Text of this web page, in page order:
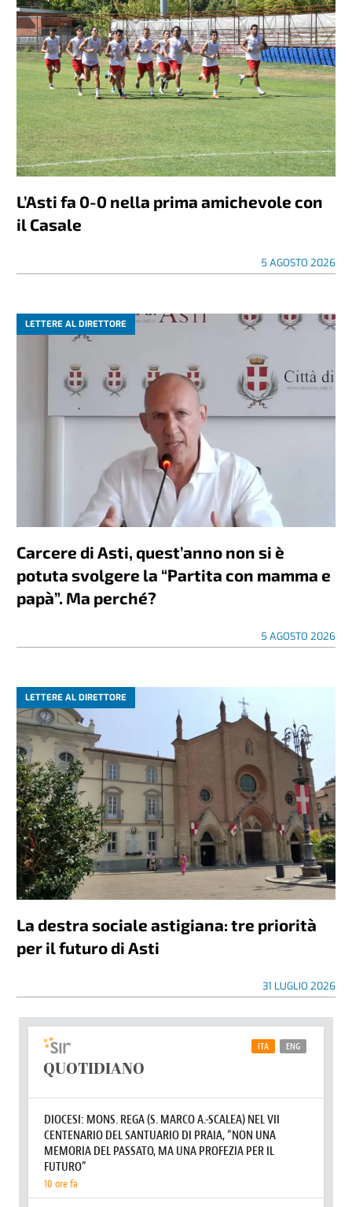
L’Asti fa 0-0 nella prima amichevole con
il Casale
5 AGOSTO 2026
LETTERE AL DIRETTORE
Carcere di Asti, quest’anno non si è
potuta svolgere la “Partita con mamma e
papà”. Ma perché?
5 AGOSTO 2026
LETTERE AL DIRETTORE
La destra sociale astigiana: tre priorità
per il futuro di Asti
31 LUGLIO 2026